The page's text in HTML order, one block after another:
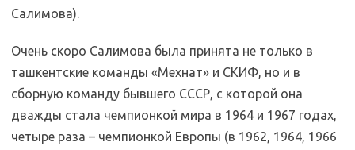
Салимова).
Очень скоро Салимова была принята не только в
ташкентские команды «Мехнат» и СКИФ, но и в
сборную команду бывшего СССР, с которой она
дважды стала чемпионкой мира в 1964 и 1967 годах,
четыре раза – чемпионкой Европы (в 1962, 1964, 1966